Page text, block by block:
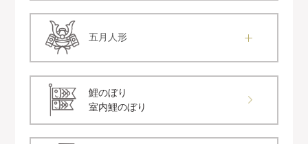
五月人形
鯉のぼり
室内鯉のぼり